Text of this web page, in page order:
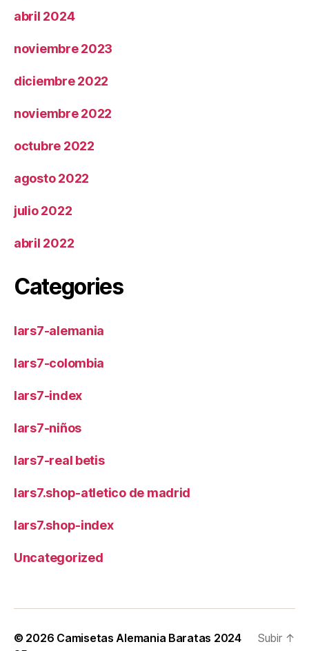
abril 2024
noviembre 2023
diciembre 2022
noviembre 2022
octubre 2022
agosto 2022
julio 2022
abril 2022
Categories
lars7-alemania
lars7-colombia
lars7-index
lars7-niños
lars7-real betis
lars7.shop-atletico de madrid
lars7.shop-index
Uncategorized
© 2026 Camisetas Alemania Baratas 2024
Subir ↑